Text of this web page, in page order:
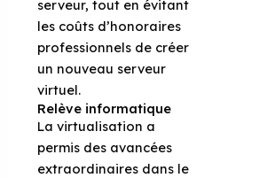
serveur, tout en évitant
les coûts d’honoraires
professionnels de créer
un nouveau serveur
virtuel.
Relève informatique
La virtualisation a
permis des avancées
extraordinaires dans le